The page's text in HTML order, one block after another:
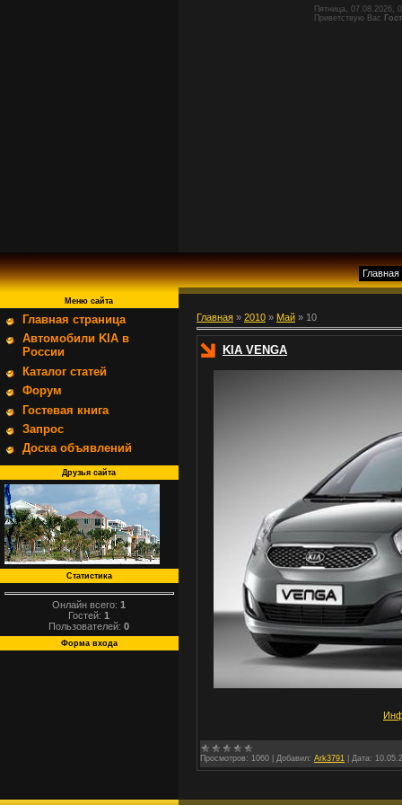
Пятница, 07.08.2026,
Приветствую Вас
Главная
Меню сайта
Главная страница
Автомобили KIA в
России
Каталог статей
Форум
Гостевая книга
Запрос
Доска объявлений
Друзья сайта
Статистика
Онлайн всего:1
Гостей:1
Пользователей:0
Форма входа
Главная » 2010 » Май » 10
KIA VENGA
Просмотров: 1060 Добавил: Ark3791 Дата: